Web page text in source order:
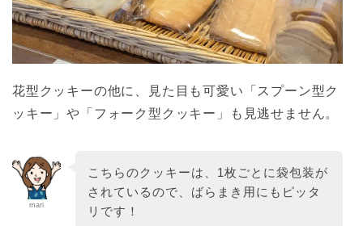
花型クッキーの他に、見た目も可愛い「スプーン型ク
ッキー」や「フォーク型クッキー」も見逃せません。
mari
こちらのクッキーは、1枚ごとに袋包装が
されているので、ばらまき用にもピッタ
リです！